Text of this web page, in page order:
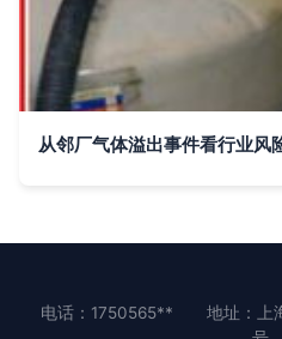
从邻厂气体溢出事件看行业风
电话：1750565**
地址：上